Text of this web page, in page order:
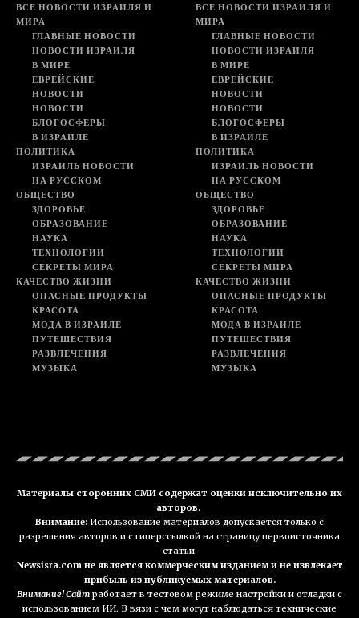
ВСЕ НОВОСТИ ИЗРАИЛЯ И
МИРА
ГЛАВНЫЕ НОВОСТИ
НОВОСТИ ИЗРАИЛЯ
В МИРЕ
ЕВРЕЙСКИЕ
НОВОСТИ
НОВОСТИ
БЛОГОСФЕРЫ
В ИЗРАИЛЕ
ПОЛИТИКА
ИЗРАИЛЬ НОВОСТИ
НА РУССКОМ
ОБЩЕСТВО
ЗДОРОВЬЕ
ОБРАЗОВАНИЕ
НАУКА
ТЕХНОЛОГИИ
СЕКРЕТЫ МИРА
КАЧЕСТВО ЖИЗНИ
ОПАСНЫЕ ПРОДУКТЫ
КРАСОТА
МОДА В ИЗРАИЛЕ
ПУТЕШЕСТВИЯ
РАЗВЛЕЧЕНИЯ
МУЗЫКА
ВСЕ НОВОСТИ ИЗРАИЛЯ И
МИРА
ГЛАВНЫЕ НОВОСТИ
НОВОСТИ ИЗРАИЛЯ
В МИРЕ
ЕВРЕЙСКИЕ
НОВОСТИ
НОВОСТИ
БЛОГОСФЕРЫ
В ИЗРАИЛЕ
ПОЛИТИКА
ИЗРАИЛЬ НОВОСТИ
НА РУССКОМ
ОБЩЕСТВО
ЗДОРОВЬЕ
ОБРАЗОВАНИЕ
НАУКА
ТЕХНОЛОГИИ
СЕКРЕТЫ МИРА
КАЧЕСТВО ЖИЗНИ
ОПАСНЫЕ ПРОДУКТЫ
КРАСОТА
МОДА В ИЗРАИЛЕ
ПУТЕШЕСТВИЯ
РАЗВЛЕЧЕНИЯ
МУЗЫКА
Материалы сторонних СМИ содержат оценки исключительно их
авторов.
Внимание: Использование материалов допускается только с
разрешения авторов и с гиперссылкой на страницу первоисточника
статьи.
Newsisra.com не является коммерческим изданием и не извлекает
прибыль из публикуемых материалов.
Внимание! Сайт работает в тестовом режиме настройки и отладки с
использованием ИИ. В вязи с чем могут наблюдаться технические